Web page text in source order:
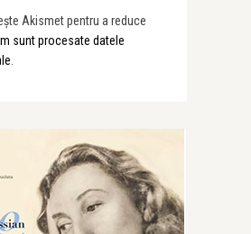
Akismet pentru a reduce
sunt procesate datele